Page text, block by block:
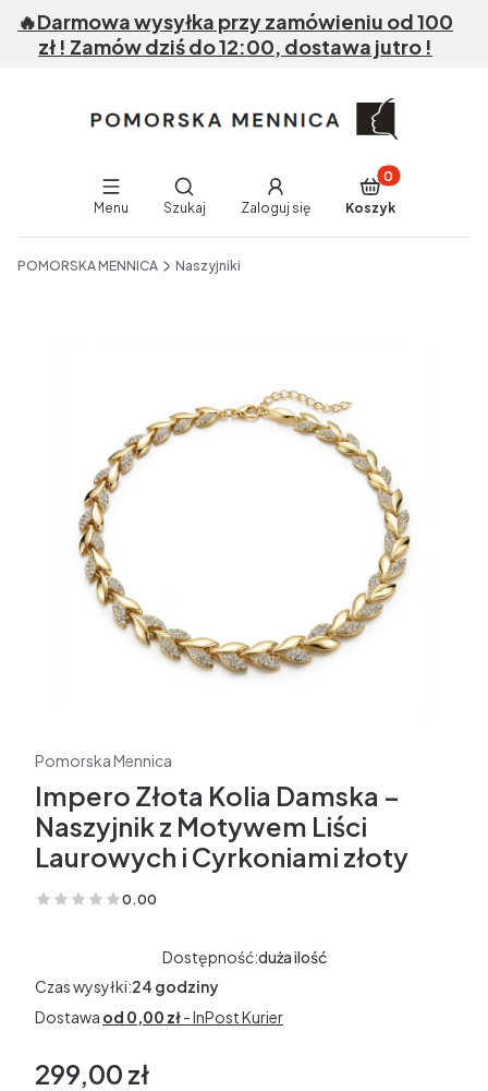
🔥Darmowa wysyłka przy zamówieniu od 100
zł ! Zamów dziś do 12:00, dostawa jutro !
Menu
Otwórz wyszukiwarkę
Szukaj Zaloguj się
Produkty w
Koszyk
POMORSKA MENNICA Naszyjniki
Pomorska Mennica
Impero Złota Kolia Damska –
Naszyjnik z Motywem Liści
Laurowych i Cyrkoniami złoty
0.00
(Oceny: 0 Recenzje: 0)
Dostępność:duża ilość
Czas wysyłki:24 godziny
Dostawa od 0,00 zł- InPost Kurier
Cena
299,00 zł